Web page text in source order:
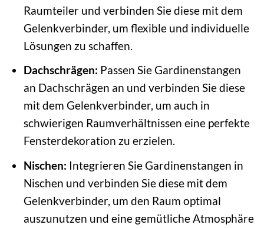
Raumteiler und verbinden Sie diese mit dem
Gelenkverbinder, um flexible und individuelle
Lösungen zu schaffen.
Dachschrägen: Passen Sie Gardinenstangen
an Dachschrägen an und verbinden Sie diese
mit dem Gelenkverbinder, um auch in
schwierigen Raumverhältnissen eine perfekte
Fensterdekoration zu erzielen.
Nischen: Integrieren Sie Gardinenstangen in
Nischen und verbinden Sie diese mit dem
Gelenkverbinder, um den Raum optimal
auszunutzen und eine gemütliche Atmosphäre